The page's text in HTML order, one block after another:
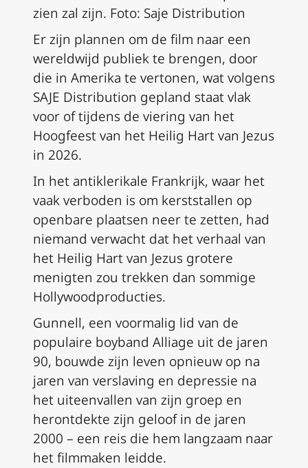
zien zal zijn. Foto: Saje Distribution
Er zijn plannen om de film naar een
wereldwijd publiek te brengen, door
die in Amerika te vertonen, wat volgens
SAJE Distribution gepland staat vlak
voor of tijdens de viering van het
Hoogfeest van het Heilig Hart van Jezus
in 2026.
In het antiklerikale Frankrijk, waar het
vaak verboden is om kerststallen op
openbare plaatsen neer te zetten, had
niemand verwacht dat het verhaal van
het Heilig Hart van Jezus grotere
menigten zou trekken dan sommige
Hollywoodproducties.
Gunnell, een voormalig lid van de
populaire boyband Alliage uit de jaren
90, bouwde zijn leven opnieuw op na
jaren van verslaving en depressie na
het uiteenvallen van zijn groep en
herontdekte zijn geloof in de jaren
2000 – een reis die hem langzaam naar
het filmmaken leidde.